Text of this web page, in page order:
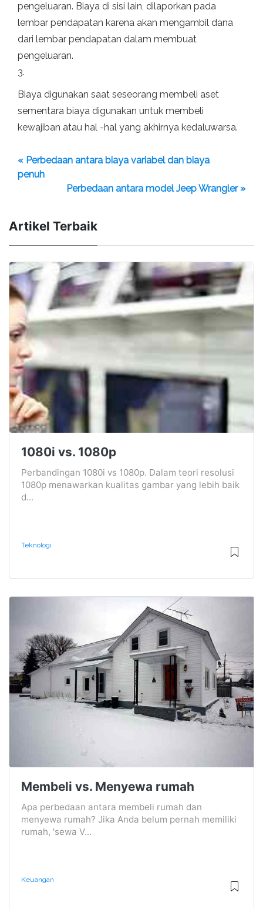
pengeluaran. Biaya di sisi lain, dilaporkan pada
lembar pendapatan karena akan mengambil dana
dari lembar pendapatan dalam membuat
pengeluaran.
3.
Biaya digunakan saat seseorang membeli aset
sementara biaya digunakan untuk membeli
kewajiban atau hal -hal yang akhirnya kedaluwarsa.
« Perbedaan antara biaya variabel dan biaya
penuh
Perbedaan antara model Jeep Wrangler »
Artikel Terbaik
1080i vs. 1080p
Perbandingan 1080i vs 1080p. Dalam teori resolusi
1080p menawarkan kualitas gambar yang lebih baik
d...
Teknologi
Membeli vs. Menyewa rumah
Apa perbedaan antara membeli rumah dan
menyewa rumah? Jika Anda belum pernah memiliki
rumah, 'sewa V...
Keuangan